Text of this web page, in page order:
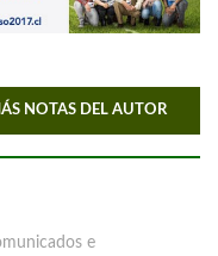
NOTAS DEL AUTOR
e